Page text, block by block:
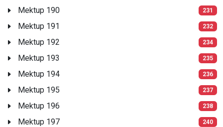
Mektup 190 231
Mektup 191 232
Mektup 192 234
Mektup 193 235
Mektup 194 236
Mektup 195 237
Mektup 196 238
Mektup 197 240